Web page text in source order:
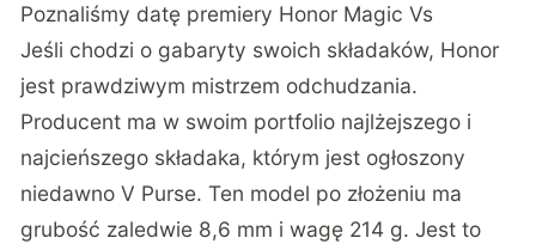
Poznaliśmy datę premiery Honor Magic Vs
Jeśli chodzi o gabaryty swoich składaków, Honor
jest prawdziwym mistrzem odchudzania.
Producent ma w swoim portfolio najlżejszego i
najcieńszego składaka, którym jest ogłoszony
niedawno V Purse. Ten model po złożeniu ma
grubość zaledwie 8,6 mm i wagę 214 g. Jest to